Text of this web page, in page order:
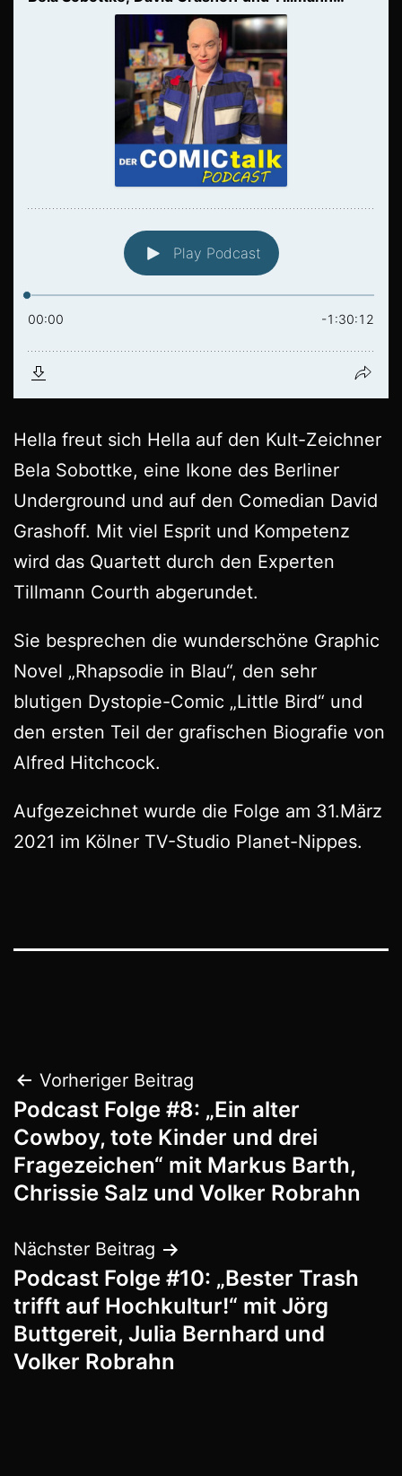
Hella freut sich Hella auf den Kult-Zeichner
Bela Sobottke, eine Ikone des Berliner
Underground und auf den Comedian David
Grashoff. Mit viel Esprit und Kompetenz
wird das Quartett durch den Experten
Tillmann Courth abgerundet.
Sie besprechen die wunderschöne Graphic
Novel „Rhapsodie in Blau“, den sehr
blutigen Dystopie-Comic „Little Bird“ und
den ersten Teil der grafischen Biografie von
Alfred Hitchcock.
Aufgezeichnet wurde die Folge am 31.März
2021 im Kölner TV-Studio Planet-Nippes.
Beitrags-
Navigation
Vorheriger Beitrag
Podcast Folge #8: „Ein alter
Cowboy, tote Kinder und drei
Fragezeichen“ mit Markus Barth,
Chrissie Salz und Volker Robrahn
Nächster Beitrag
Podcast Folge #10: „Bester Trash
trifft auf Hochkultur!“ mit Jörg
Buttgereit, Julia Bernhard und
Volker Robrahn